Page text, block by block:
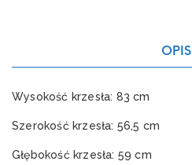
OPIS
Wysokość krzesła: 83 cm
Szerokość krzesła: 56,5 cm
Głębokość krzesła: 59 cm